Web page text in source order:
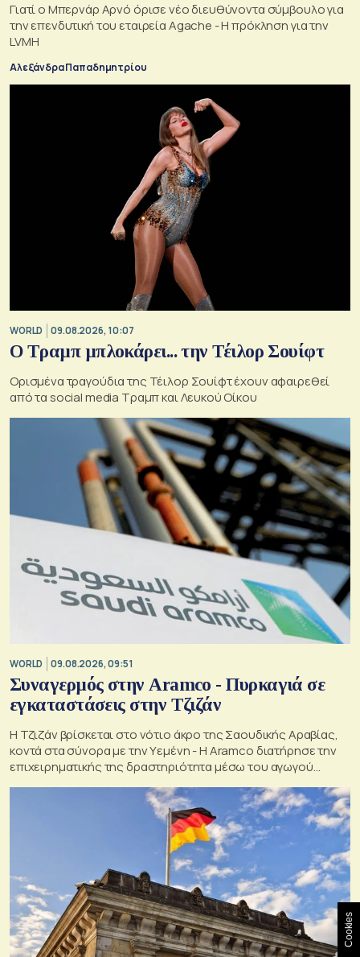
Γιατί ο Μπερνάρ Αρνό όρισε νέο διευθύνοντα σύμβουλο για
την επενδυτική του εταιρεία Agache - Η πρόκληση για την
LVMH
Αλεξάνδρα Παπαδημητρίου
WORLD 09.08.2026, 10:07
Ο Τραμπ μπλοκάρει... την Τέιλορ Σουίφτ
Ορισμένα τραγούδια της Τέιλορ Σουίφτ έχουν αφαιρεθεί
από τα social media Τραμπ και Λευκού Οίκου
WORLD 09.08.2026, 09:51
Συναγερμός στην Aramco - Πυρκαγιά σε
εγκαταστάσεις στην Τζιζάν
Η Τζιζάν βρίσκεται στο νότιο άκρο της Σαουδικής Αραβίας,
κοντά στα σύνορα με την Υεμένη - Η Aramco διατήρησε την
επιχειρηματικής της δραστηριότητα μέσω του αγωγού
Cookies